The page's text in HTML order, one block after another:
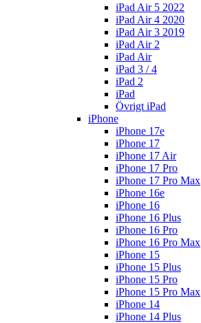
iPad Air 5 2022
iPad Air 4 2020
iPad Air 3 2019
iPad Air 2
iPad Air
iPad 3 / 4
iPad 2
iPad
Övrigt iPad
iPhone
iPhone 17e
iPhone 17
iPhone 17 Air
iPhone 17 Pro
iPhone 17 Pro Max
iPhone 16e
iPhone 16
iPhone 16 Plus
iPhone 16 Pro
iPhone 16 Pro Max
iPhone 15
iPhone 15 Plus
iPhone 15 Pro
iPhone 15 Pro Max
iPhone 14
iPhone 14 Plus